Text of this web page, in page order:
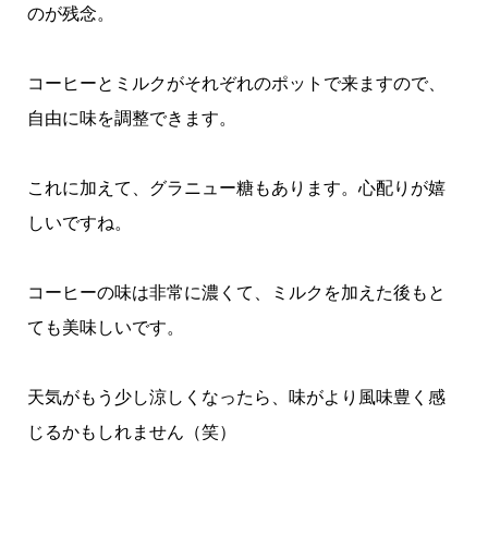
のが残念。
コーヒーとミルクがそれぞれのポットで来ますので、
自由に味を調整できます。
これに加えて、グラニュー糖もあります。心配りが嬉
しいですね。
コーヒーの味は非常に濃くて、ミルクを加えた後もと
ても美味しいです。
天気がもう少し涼しくなったら、味がより風味豊く感
じるかもしれません（笑）